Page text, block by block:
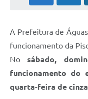
A Prefeitura de
funcionamento da
No sábado,
funcionamento do
quarta-feira de